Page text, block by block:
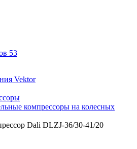
53
Vektor
компрессоры на колесных
Dali DLZJ-36/30-41/20